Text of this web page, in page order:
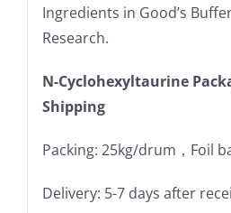
Ingredients in Good’s
Research.
N-Cyclohexyltaurine
Shipping
Packing: 25kg/drum，Foil
Delivery: 5-7 days after